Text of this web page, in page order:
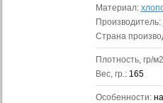
Материал:
Производитель:
Страна
Плотность, гр/
Вес, гр.: 165
Особенности: